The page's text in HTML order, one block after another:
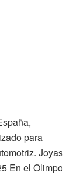
para
Joyas
En el Olimpo